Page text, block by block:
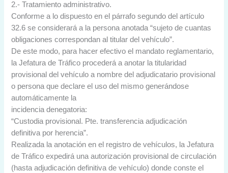
2.- Tratamiento administrativo.
Conforme a lo dispuesto en el párrafo segundo del artículo
32.6 se considerará a la persona anotada “sujeto de cuantas
obligaciones correspondan al titular del vehículo”.
De este modo, para hacer efectivo el mandato reglamentario,
la Jefatura de Tráfico procederá a anotar la titularidad
provisional del vehículo a nombre del adjudicatario provisional
o persona que declare el uso del mismo generándose
automáticamente la
incidencia denegatoria:
“Custodia provisional. Pte. transferencia adjudicación
definitiva por herencia”.
Realizada la anotación en el registro de vehículos, la Jefatura
de Tráfico expedirá una autorización provisional de circulación
(hasta adjudicación definitiva de vehículo) donde conste el